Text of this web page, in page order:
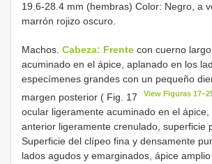
19.6-28.4 mm (hembras) Color: Negro, a
marrón rojizo oscuro.
Machos. Cabeza: Frente con cuerno
acuminado en el ápice, aplanado en los
especímenes grandes con un pequeño
margen posterior ( Fig. 17
View Figuras
ocular ligeramente acuminado en el ápice,
anterior ligeramente crenulado, superficie
Superficie del clípeo fina y densamente
lados agudos y emarginados, ápice